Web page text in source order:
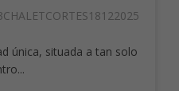
única, situada a tan solo